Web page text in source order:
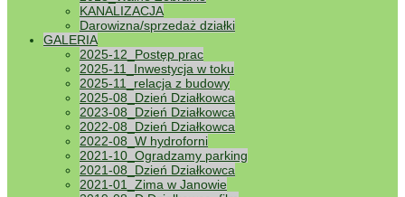
KANALIZACJA
Darowizna/sprzedaż działki
GALERIA
2025-12_Postęp prac
2025-11_Inwestycja w toku
2025-11_relacja z budowy
2025-08_Dzień Działkowca
2023-08_Dzień Działkowca
2022-08_Dzień Działkowca
2022-08_W hydroforni
2021-10_Ogradzamy parking
2021-08_Dzień Działkowca
2021-01_Zima w Janowie